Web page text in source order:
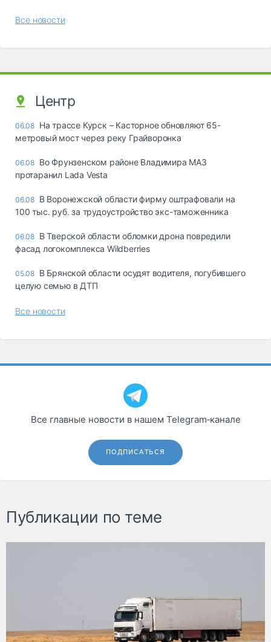
Все новости
Центр
06.08 На трассе Курск – Касторное обновляют 65-
метровый мост через реку Грайворонка
06.08 Во Фрунзенском районе Владимира МАЗ
протаранил Lada Vesta
06.08 В Воронежской области фирму оштрафовали на
100 тыс. руб. за трудоустройство экс-таможенника
06.08 В Тверской области обломки дрона повредили
фасад логокомплекса Wildberries
05.08 В Брянской области осудят водителя, погубившего
целую семью в ДТП
Все новости
Все главные новости в нашем Telegram‑канале
ПОДПИСАТЬСЯ
Публикации по теме